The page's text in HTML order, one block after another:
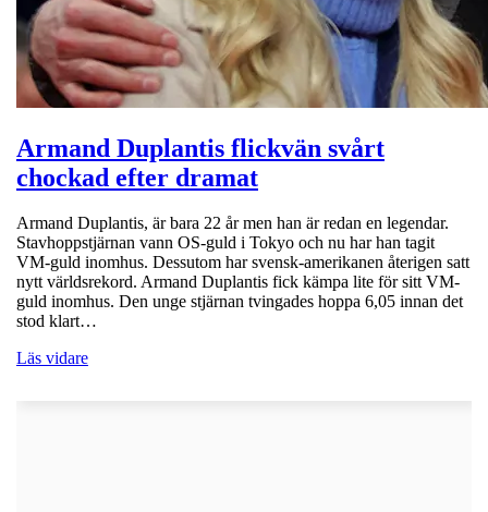
Armand Duplantis flickvän svårt
chockad efter dramat
Armand Duplantis, är bara 22 år men han är redan en legendar.
Stavhoppstjärnan vann OS-guld i Tokyo och nu har han tagit
VM-guld inomhus. Dessutom har svensk-amerikanen återigen satt
nytt världsrekord. Armand Duplantis fick kämpa lite för sitt VM-
guld inomhus. Den unge stjärnan tvingades hoppa 6,05 innan det
stod klart…
Läs vidare